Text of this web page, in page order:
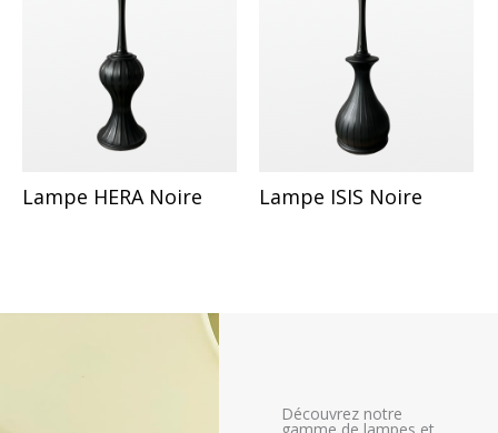
Lampe HERA Noire Lampe ISIS Noire
Découvrez notre
gamme de lampes et